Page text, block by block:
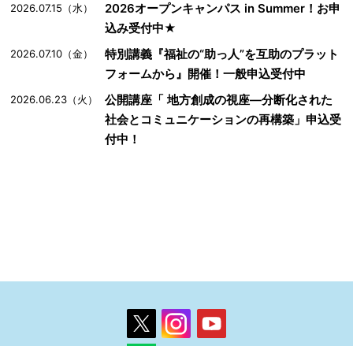
2026.07.15（水）
2026オープンキャンパス in Summer！お申
込み受付中★
2026.07.10（金）
特別講義『福祉の“助っ人”を互助のプラット
フォームから』開催！一般申込受付中
2026.06.23（火）
公開講座「 地方創成の視座―分断化された
社会とコミュニケーションの再構築」申込受
付中！